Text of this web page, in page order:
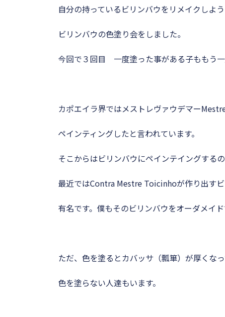
自分の持っているビリンバウをリメイクしよ
ビリンバウの色塗り会をしました。
今回で３回目 一度塗った事がある子ももう一
カポエイラ界ではメストレヴァウデマー
ペインティングしたと言われています。
そこからはビリンバウにペインテイングする
最近ではContra Mestre Toicinhoが作り出す
有名です。僕もそのビリンバウをオーダメイド
ただ、色を塗るとカバッサ（瓢箪）が厚くな
色を塗らない人達もいます。